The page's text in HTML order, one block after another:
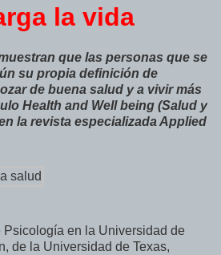
la vida
que las personas que se
su propia definición de
de buena salud y a vivir más
Health and Well being (Salud y
la revista especializada Applied
en la Universidad de
de la Universidad de Texas,